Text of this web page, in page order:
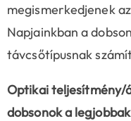
megismerkedjenek
Napjainkban a
távcsőtípusnak
Optikai teljesítmény/
dobsonok a legjobbak